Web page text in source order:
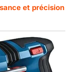
et précision